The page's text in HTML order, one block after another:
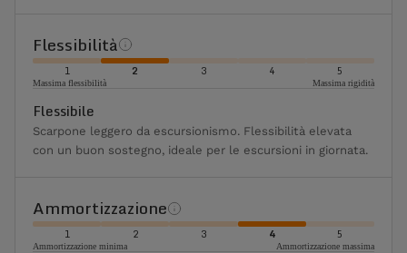
Flessibilità
1 2 3 4 5
Massima flessibilità Massima rigidità
Flessibile
Scarpone leggero da escursionismo. Flessibilità elevata
con un buon sostegno, ideale per le escursioni in giornata.
Ammortizzazione
1 2 3 4 5
Ammortizzazione minima Ammortizzazione massima